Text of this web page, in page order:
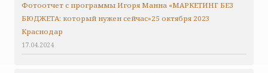
Фотоотчет с программы Игоря Манна «МАРКЕТИНГ БЕЗ
БЮДЖЕТА: который нужен сейчас»25 октября 2023
Краснодар
17.04.2024